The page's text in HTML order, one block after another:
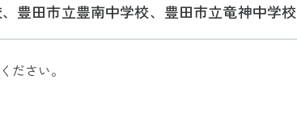
豊田市立豊南中学校、豊田市立竜神中学校
ださい。